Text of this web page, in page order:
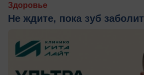
Здоровье
Не ждите, пока зуб заболит